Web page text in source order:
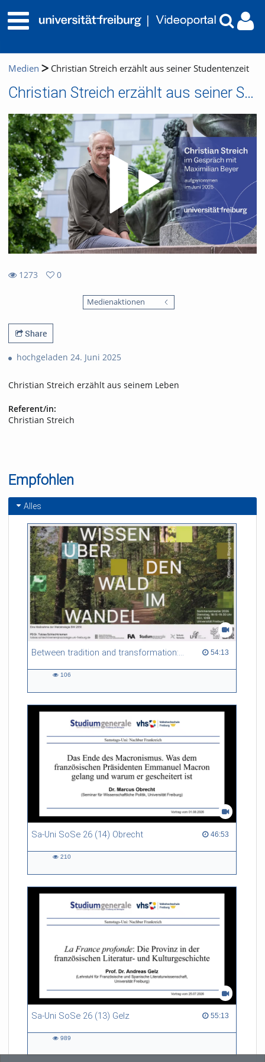
Medien Christian Streich erzählt aus seiner Studentenzeit
Christian Streich erzählt aus seiner Studentenzeit
1273
0
Medienaktionen
Share
hochgeladen 24. Juni 2025
Christian Streich erzählt aus seinem Leben
Referent/in:
Christian Streich
Empfohlen
Alles
Between tradition and transformation: how owners, advisers and institutions co-create knowledge for resilient forests in Europe 54:13
54:13 duration
106
Sa-Uni SoSe 26 (14) Obrecht 46:53
46:53 duration
210
Sa-Uni SoSe 26 (13) Gelz 55:13
55:13 duration
989